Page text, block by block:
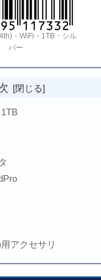
・WiFi・1TB・シル
バー
アクセサリ